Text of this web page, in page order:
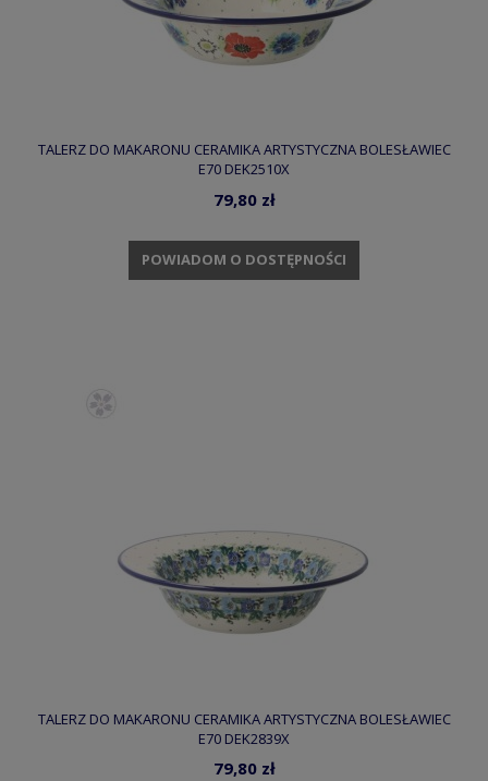
TALERZ DO MAKARONU CERAMIKA ARTYSTYCZNA BOLESŁAWIEC
E70 DEK2510X
79,80 zł
POWIADOM O DOSTĘPNOŚCI
TALERZ DO MAKARONU CERAMIKA ARTYSTYCZNA BOLESŁAWIEC
E70 DEK2839X
79,80 zł